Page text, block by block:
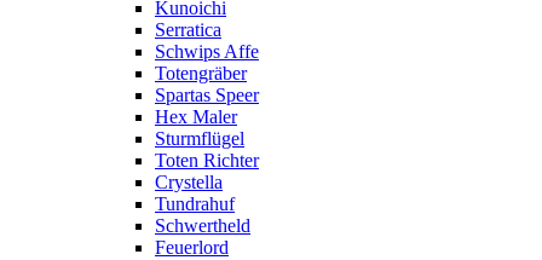
Kunoichi
Serratica
Schwips Affe
Totengräber
Spartas Speer
Hex Maler
Sturmflügel
Toten Richter
Crystella
Tundrahuf
Schwertheld
Feuerlord